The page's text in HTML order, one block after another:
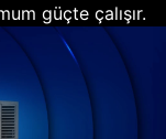
güçte çalışır.